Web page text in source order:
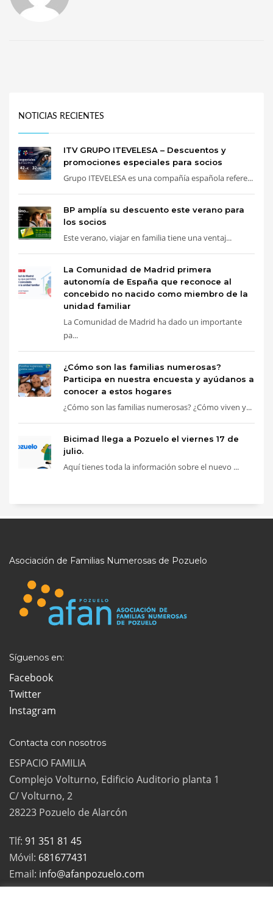
NOTICIAS RECIENTES
ITV GRUPO ITEVELESA – Descuentos y
promociones especiales para socios
Grupo ITEVELESA es una compañía española refere...
BP amplía su descuento este verano para
los socios
Este verano, viajar en familia tiene una ventaj...
La Comunidad de Madrid primera
autonomía de España que reconoce al
concebido no nacido como miembro de la
unidad familiar
La Comunidad de Madrid ha dado un importante
pa...
¿Cómo son las familias numerosas?
Participa en nuestra encuesta y ayúdanos a
conocer a estos hogares
¿Cómo son las familias numerosas? ¿Cómo viven y...
Bicimad llega a Pozuelo el viernes 17 de
julio.
Aquí tienes toda la información sobre el nuevo ...
Asociación de Familias Numerosas de Pozuelo
Síguenos en:
Facebook
Twitter
Instagram
Contacta con nosotros
ESPACIO FAMILIA
Complejo Volturno, Edificio Auditorio planta 1
C/ Volturno, 2
28223 Pozuelo de Alarcón
Tlf: 91 351 81 45
Móvil: 681677431
Email: info@afanpozuelo.com